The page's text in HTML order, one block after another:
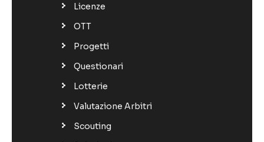
Licenze
OTT
Progetti
Questionari
Lotterie
Valutazione Arbitri
Scouting